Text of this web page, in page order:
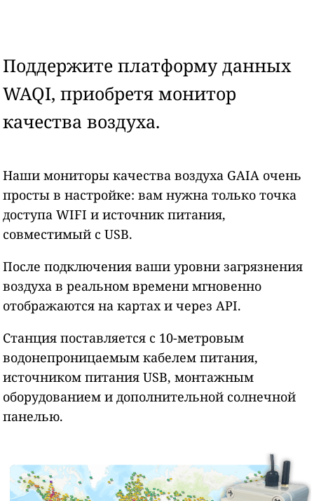
Поддержите платформу данных
WAQI, приобретя монитор
качества воздуха.
Наши мониторы качества воздуха GAIA очень
просты в настройке: вам нужна только точка
доступа WIFI и источник питания,
совместимый с USB.
После подключения ваши уровни загрязнения
воздуха в реальном времени мгновенно
отображаются на картах и через API.
Станция поставляется с 10-метровым
водонепроницаемым кабелем питания,
источником питания USB, монтажным
оборудованием и дополнительной солнечной
панелью.